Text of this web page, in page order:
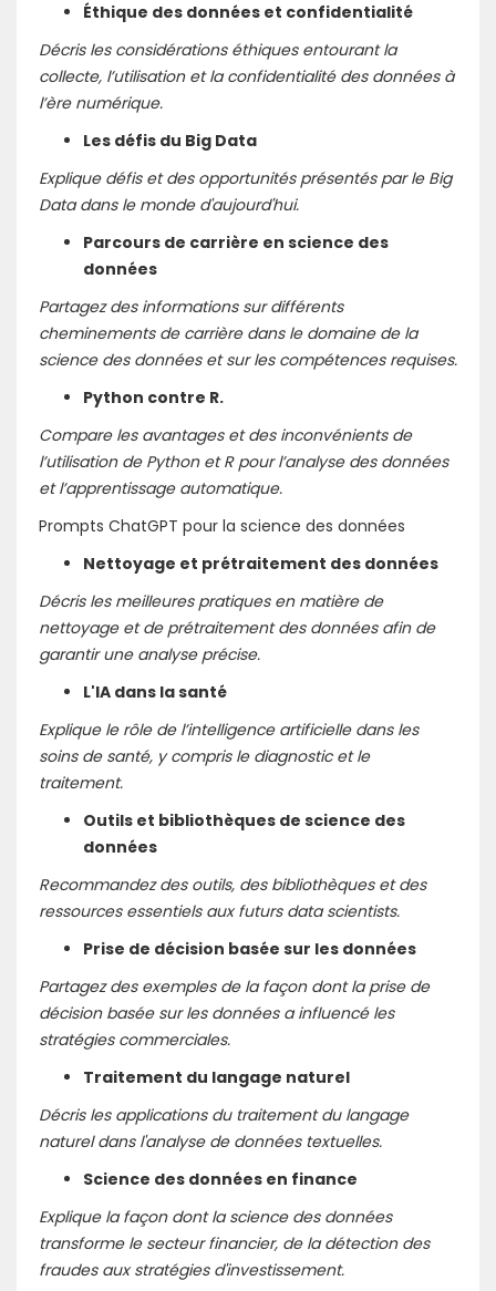
Éthique des données et confidentialité
Décris les considérations éthiques entourant la
collecte, l’utilisation et la confidentialité des données à
l’ère numérique.
Les défis du Big Data
Explique défis et des opportunités présentés par le Big
Data dans le monde d'aujourd'hui.
Parcours de carrière en science des
données
Partagez des informations sur différents
cheminements de carrière dans le domaine de la
science des données et sur les compétences requises.
Python contre R.
Compare les avantages et des inconvénients de
l’utilisation de Python et R pour l’analyse des données
et l’apprentissage automatique.
Prompts ChatGPT pour la science des données
Nettoyage et prétraitement des données
Décris les meilleures pratiques en matière de
nettoyage et de prétraitement des données afin de
garantir une analyse précise.
L'IA dans la santé
Explique le rôle de l’intelligence artificielle dans les
soins de santé, y compris le diagnostic et le
traitement.
Outils et bibliothèques de science des
données
Recommandez des outils, des bibliothèques et des
ressources essentiels aux futurs data scientists.
Prise de décision basée sur les données
Partagez des exemples de la façon dont la prise de
décision basée sur les données a influencé les
stratégies commerciales.
Traitement du langage naturel
Décris les applications du traitement du langage
naturel dans l'analyse de données textuelles.
Science des données en finance
Explique la façon dont la science des données
transforme le secteur financier, de la détection des
fraudes aux stratégies d'investissement.